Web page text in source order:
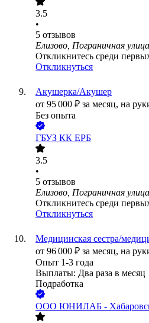
3.5
•
5 отзывов
Елизово, Пограничная улица
Откликнитесь среди
Откликнуться
Акушерка/Акушер
от 95 000 ₽ за месяц, на
Без опыта
ГБУЗ КК ЕРБ
3.5
•
5 отзывов
Елизово, Пограничная
Откликнитесь среди
Откликнуться
Медицинская сестра/
от 96 000 ₽ за месяц, на
Опыт 1-3 года
Выплаты: Два раза в месяц
Подработка
ООО ЮНИЛАБ -